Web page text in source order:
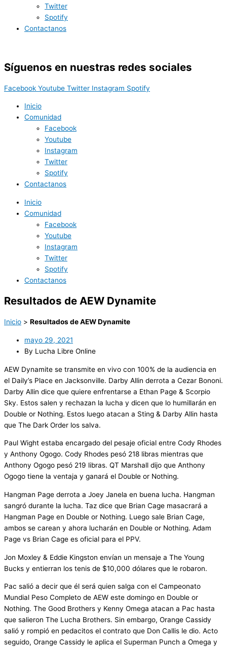
Twitter
Spotify
Contactanos
Síguenos en nuestras redes sociales
Facebook Youtube Twitter Instagram Spotify
Inicio
Comunidad
Facebook
Youtube
Instagram
Twitter
Spotify
Contactanos
Inicio
Comunidad
Facebook
Youtube
Instagram
Twitter
Spotify
Contactanos
Resultados de AEW Dynamite
Inicio > Resultados de AEW Dynamite
mayo 29, 2021
By Lucha Libre Online
AEW Dynamite se transmite en vivo con 100% de la audiencia en
el Daily’s Place en Jacksonville. Darby Allin derrota a Cezar Bononi.
Darby Allin dice que quiere enfrentarse a Ethan Page & Scorpio
Sky. Estos salen y rechazan la lucha y dicen que lo humillarán en
Double or Nothing. Estos luego atacan a Sting & Darby Allin hasta
que The Dark Order los salva.
Paul Wight estaba encargado del pesaje oficial entre Cody Rhodes
y Anthony Ogogo. Cody Rhodes pesó 218 libras mientras que
Anthony Ogogo pesó 219 libras. QT Marshall dijo que Anthony
Ogogo tiene la ventaja y ganará el Double or Nothing.
Hangman Page derrota a Joey Janela en buena lucha. Hangman
sangró durante la lucha. Taz dice que Brian Cage masacrará a
Hangman Page en Double or Nothing. Luego sale Brian Cage,
ambos se carean y ahora lucharán en Double or Nothing. Adam
Page vs Brian Cage es oficial para el PPV.
Jon Moxley & Eddie Kingston envían un mensaje a The Young
Bucks y entierran los tenis de $10,000 dólares que le robaron.
Pac salió a decir que él será quien salga con el Campeonato
Mundial Peso Completo de AEW este domingo en Double or
Nothing. The Good Brothers y Kenny Omega atacan a Pac hasta
que salieron The Lucha Brothers. Sin embargo, Orange Cassidy
salió y rompió en pedacitos el contrato que Don Callis le dio. Acto
seguido, Orange Cassidy le aplica el Superman Punch a Omega y